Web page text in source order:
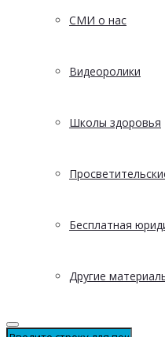
СМИ о нас
Видеоролики
Школы здоровья
Бесплатная
Другие